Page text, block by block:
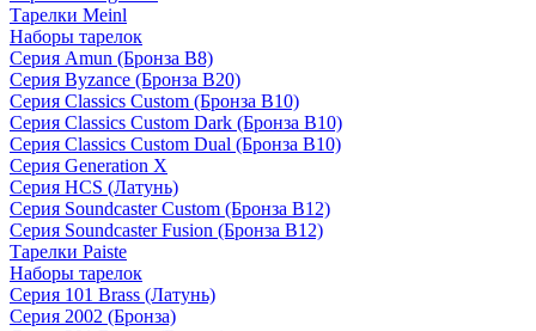
Тарелки Meinl
Наборы тарелок
Серия Amun (Бронза B8)
Серия Byzance (Бронза B20)
Серия Classics Custom (Бронза B10)
Серия Classics Custom Dark (Бронза B10)
Серия Classics Custom Dual (Бронза B10)
Серия Generation X
Серия HCS (Латунь)
Серия Soundcaster Custom (Бронза B12)
Серия Soundcaster Fusion (Бронза B12)
Тарелки Paiste
Наборы тарелок
Серия 101 Brass (Латунь)
Серия 2002 (Бронза)